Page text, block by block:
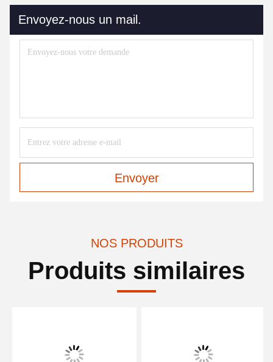
Envoyez-nous un mail.
Envoyer
NOS PRODUITS
Produits similaires